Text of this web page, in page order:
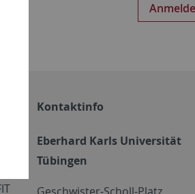
Kontaktinfo
Eberhard Karls Universität
Tübingen